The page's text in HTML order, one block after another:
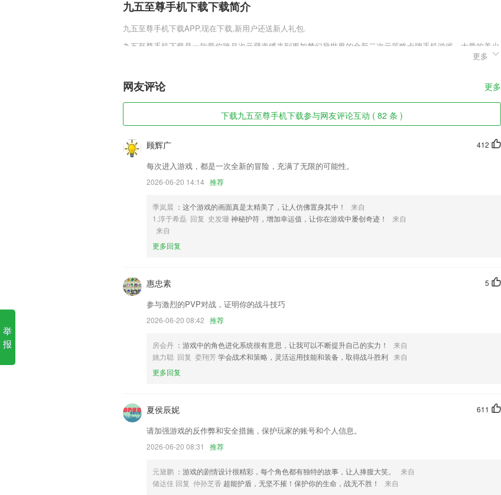
九五至尊手机下载下载简介
九五至尊手机下载APP,现在下载,新用户还送新人礼包.
九五至尊手机下载是一款带你跨月次元壁束缚来到更加梦幻异世界的全新二次元策略卡牌手机游戏，大量的美少
女角色任由你来收集，这些角色是由不同的法典变化的，将会赐予你各类强大的法术。更加有趣的兵法设定，你
九五至尊手机下载软件特色
2,海量真人语音包，给你在游戏聊天中增加更多乐趣，吃鸡、王者等热门游戏，日常聊天、热歌清唱，总有语音
包适合你。
3,法规知识：含酒驾新规、2022新交规介绍，包含新的违法记分标准
4,【职业硬核技能,白丁变身状元】
6,收集了真实的图片,在展示动物、蔬果和植物、物体的时候出示的图片都是真实的;
九五至尊手机下载软件优势
1.需要你认真的思索，结合了知名的娱乐方式，玩得开心；
3.在线期间所有课程成绩
4.各种杂志内容每天都会快速更新，满足用户的阅读体验感
5.英语爱好者聚集，一起学习不孤单 ，已有5000多所学校，2万多个知米小班，大家一起进步！
九五至尊手机下载更新了什么?
文章详情页分享功能优化。
新增分享课.
Bug修复，优化表现。
关键词检测
联系我们
更多
网友评论 更多
下载九五至尊手机下载参与网友评论互动 ( 82 条 )
412
顾辉广
每次进入游戏，都是一次全新的冒险，充满了无限的可能性。
2026-06-20 14:14 推荐
季岚晨 ：这个游戏的画面真是太精美了，让人仿佛置身其中！
来自
1.淳于希磊 回复 史发珊神秘护符，增加幸运值，让你在游戏中屡创奇迹！
来自
来自
更多回复
5
惠忠素
参与激烈的PVP对战，证明你的战斗技巧
2026-06-20 08:42 推荐
房会丹 ：游戏中的角色进化系统很有意思，让我可以不断提升自己的实力！
来自
姚力聪 回复 娄翔芳学会战术和策略，灵活运用技能和装备，取得战斗胜利 来自
更多回复
611
夏侯辰妮
请加强游戏的反作弊和安全措施，保护玩家的账号和个人信息。
2026-06-20 08:31 推荐
元黛鹏 ：游戏的剧情设计很精彩，每个角色都有独特的故事，让人捧腹大笑。
来自
储达佳 回复 仲孙芝香 超能护盾，无坚不摧！保护你的生命，战无不胜！
来自
举
报